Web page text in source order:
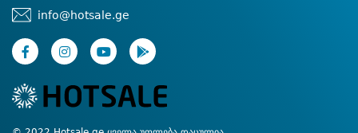
info@hotsale.ge